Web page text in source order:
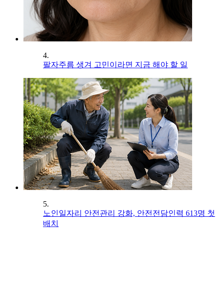
4.
팔자주름 생겨 고민이라면 지금 해야 할 일
5.
노인일자리 안전관리 강화, 안전전담인력 613명 첫
배치